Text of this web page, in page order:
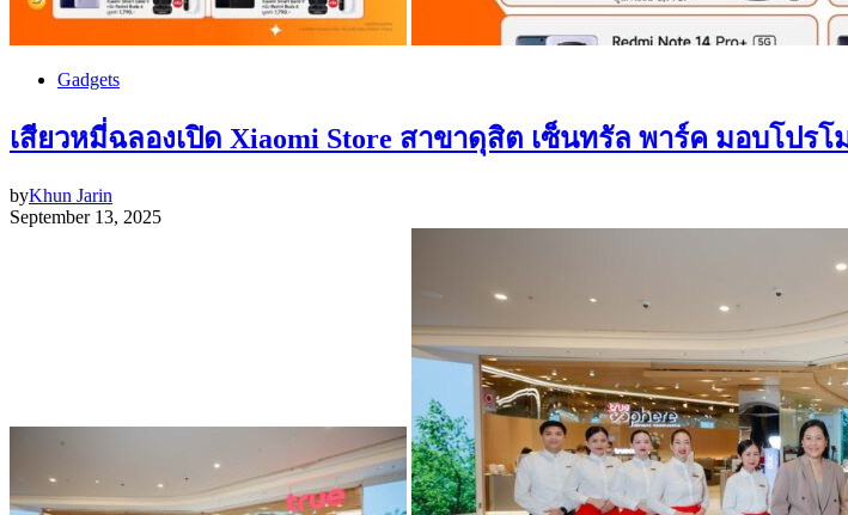
Gadgets
เสียวหมี่ฉลองเปิด Xiaomi Store สาขาดุสิต เซ็นทรัล พาร์ค มอบโปร
byKhun Jarin
September 13, 2025